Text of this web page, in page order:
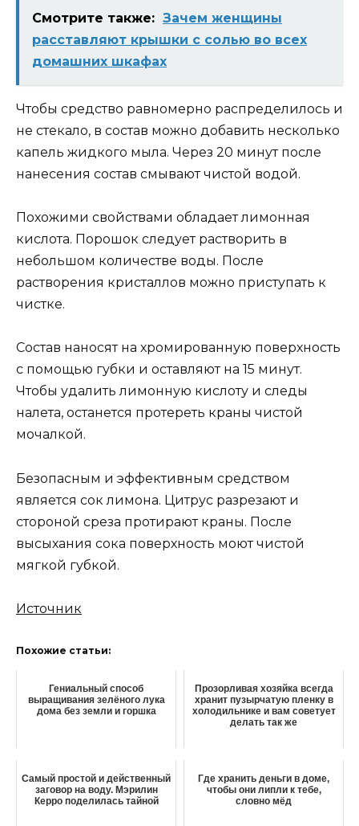
Смотрите также: Зачем женщины
расставляют крышки с солью во всех
домашних шкафах
Чтобы средство равномерно распределилось и
не стекало, в состав можно добавить несколько
капель жидкого мыла. Через 20 минут после
нанесения состав смывают чистой водой.
Похожими свойствами обладает лимонная
кислота. Порошок следует растворить в
небольшом количестве воды. После
растворения кристаллов можно приступать к
чистке.
Состав наносят на хромированную поверхность
с помощью губки и оставляют на 15 минут.
Чтобы удалить лимонную кислоту и следы
налета, останется протереть краны чистой
мочалкой.
Безопасным и эффективным средством
является сок лимона. Цитрус разрезают и
стороной среза протирают краны. После
высыхания сока поверхность моют чистой
мягкой губкой.
Источник
Похожие статьи:
Гениальный способ
выращивания зелёного лука
дома без земли и горшка
Прозорливая хозяйка всегда
хранит пузырчатую пленку в
холодильнике и вам советует
делать так же
Самый простой и действенный
заговор на воду. Мэрилин
Керро поделилась тайной
Где хранить деньги в доме,
чтобы они липли к тебе,
словно мёд